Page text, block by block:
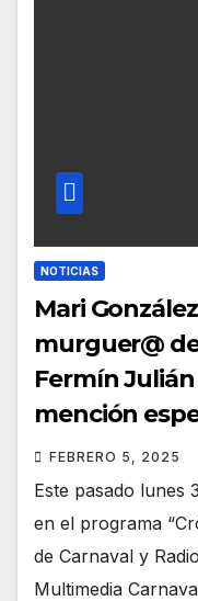
NOTICIAS
Mari
murguer@
Fermín
mención
FEBRERO 5, 2025
Este pasado lunes
en el programa
de Carnaval y
Multimedia